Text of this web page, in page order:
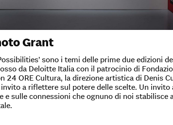
Grant
sono i temi delle prime due edizioni
da Deloitte Italia con il patrocinio di
24 ORE Cultura, la direzione artistica di Denis
invito a riflettere sul potere delle scelte. Un
e sulle connessioni che ognuno di noi stabilisce